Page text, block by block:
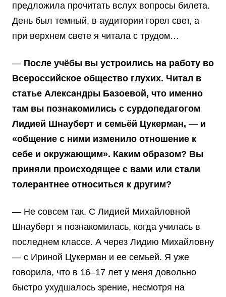
предложила прочитать вслух вопросы билета.
День был темный, в аудитории горел свет, а
при верхнем свете я читала с трудом…
— После учёбы вы устроились на работу во
Всероссийское общество глухих. Читал в
статье Александры Базоевой, что именно
там вы познакомились с сурдопедагогом
Лидией Шнауберт и семьёй Цукерман, — и
«общение с ними изменило отношение к
себе и окружающим». Каким образом? Вы
приняли происходящее с вами или стали
толерантнее относиться к другим?
— Не совсем так. С Лидией Михайловной
Шнауберт я познакомилась, когда училась в
последнем классе. А через Лидию Михайловну
— с Ириной Цукерман и ее семьей. Я уже
говорила, что в 16–17 лет у меня довольно
быстро ухудшалось зрение, несмотря на